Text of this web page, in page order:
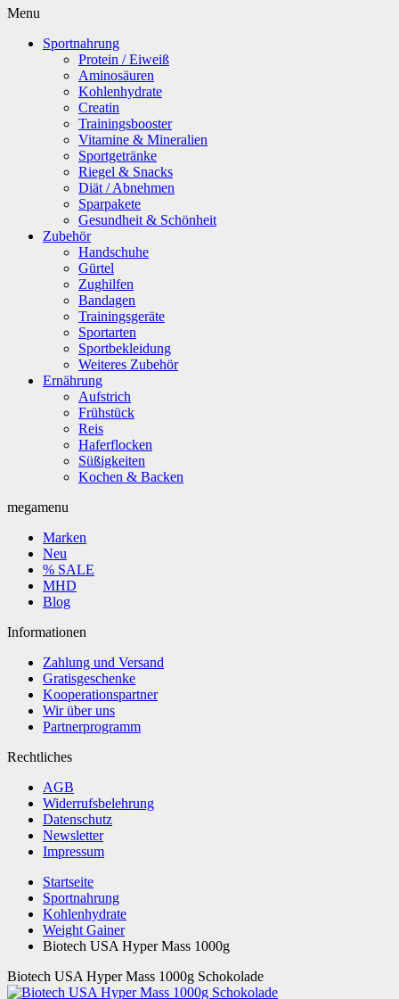
Menu
Sportnahrung
Protein / Eiweiß
Aminosäuren
Kohlenhydrate
Creatin
Trainingsbooster
Vitamine & Mineralien
Sportgetränke
Riegel & Snacks
Diät / Abnehmen
Sparpakete
Gesundheit & Schönheit
Zubehör
Handschuhe
Gürtel
Zughilfen
Bandagen
Trainingsgeräte
Sportarten
Sportbekleidung
Weiteres Zubehör
Ernährung
Aufstrich
Frühstück
Reis
Haferflocken
Süßigkeiten
Kochen & Backen
megamenu
Marken
Neu
% SALE
MHD
Blog
Informationen
Zahlung und Versand
Gratisgeschenke
Kooperationspartner
Wir über uns
Partnerprogramm
Rechtliches
AGB
Widerrufsbelehrung
Datenschutz
Newsletter
Impressum
Startseite
Sportnahrung
Kohlenhydrate
Weight Gainer
Biotech USA Hyper Mass 1000g
Biotech USA Hyper Mass 1000g Schokolade